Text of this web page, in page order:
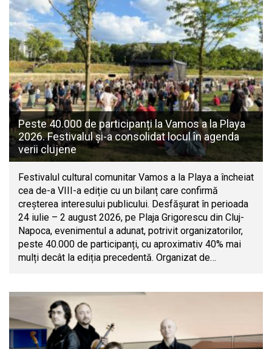
Peste 40.000 de participanți la Vamos a la Playa
2026. Festivalul și-a consolidat locul în agenda
verii clujene
Festivalul cultural comunitar Vamos a la Playa a încheiat
cea de-a VIII-a ediție cu un bilanț care confirmă
creșterea interesului publicului. Desfășurat în perioada
24 iulie – 2 august 2026, pe Plaja Grigorescu din Cluj-
Napoca, evenimentul a adunat, potrivit organizatorilor,
peste 40.000 de participanți, cu aproximativ 40% mai
mulți decât la ediția precedentă. Organizat de…